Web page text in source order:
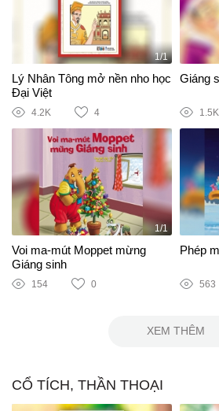
1/1
Lý Nhân Tông mở nền nho học
Đại Việt
4.2K 4
Giáng
1.5K
1/1
Voi ma-mút Moppet mừng
Giáng sinh
154 0
Phép
563
XEM THÊM
CỔ TÍCH, THẦN THOẠI